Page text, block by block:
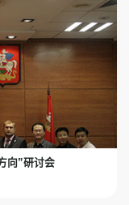
向”研讨会